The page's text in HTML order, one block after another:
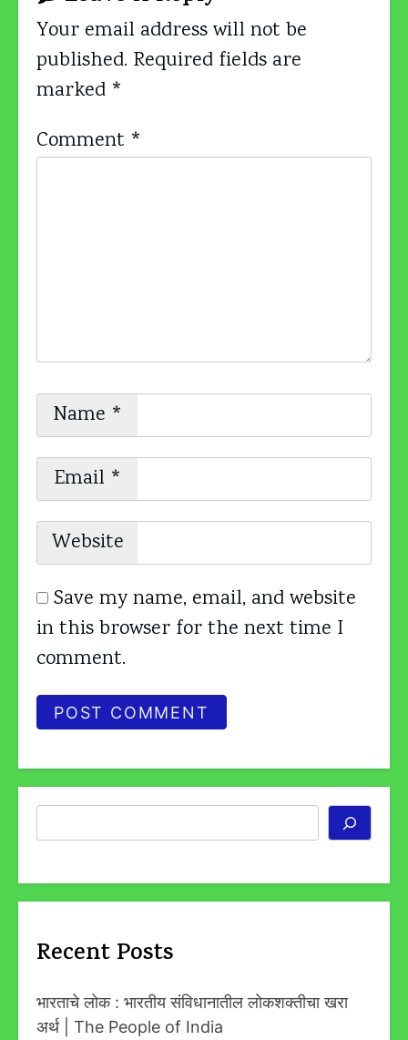
Your email address will not be
published. Required fields are
marked *
Comment *
Name *
Email *
Website
Save my name, email, and website
in this browser for the next time I
comment.
Recent Posts
भारताचे लोक : भारतीय संविधानातील लोकशक्तीचा खरा
अर्थ | The People of India